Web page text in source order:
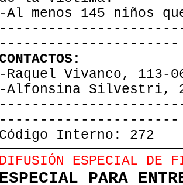
-Al menos 145 niños
----------------------
CONTACTOS:
-Raquel Vivanco, 113-
-Alfonsina Silvestri,
----------------------
Código Interno: 272
DIFUSIÓN ESPECIAL DE
ESPECIAL PARA